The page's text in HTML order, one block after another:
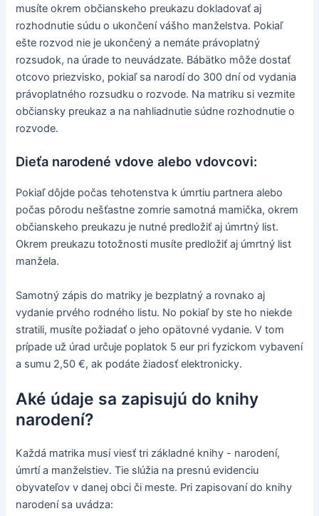
musíte okrem občianskeho preukazu dokladovať aj
rozhodnutie súdu o ukončení vášho manželstva. Pokiaľ
ešte rozvod nie je ukončený a nemáte právoplatný
rozsudok, na úrade to neuvádzate. Bábätko môže dostať
otcovo priezvisko, pokiaľ sa narodí do 300 dní od vydania
právoplatného rozsudku o rozvode. Na matriku si vezmite
občiansky preukaz a na nahliadnutie súdne rozhodnutie o
rozvode.
Dieťa narodené vdove alebo vdovcovi:
Pokiaľ dôjde počas tehotenstva k úmrtiu partnera alebo
počas pôrodu nešťastne zomrie samotná mamička, okrem
občianskeho preukazu je nutné predložiť aj úmrtný list.
Okrem preukazu totožnosti musíte predložiť aj úmrtný list
manžela.
Samotný zápis do matriky je bezplatný a rovnako aj
vydanie prvého rodného listu. No pokiaľ by ste ho niekde
stratili, musíte požiadať o jeho opätovné vydanie. V tom
prípade už úrad určuje poplatok 5 eur pri fyzickom vybavení
a sumu 2,50 €, ak podáte žiadosť elektronicky.
Aké údaje sa zapisujú do knihy
narodení?
Každá matrika musí viesť tri základné knihy - narodení,
úmrtí a manželstiev. Tie slúžia na presnú evidenciu
obyvateľov v danej obci či meste. Pri zapisovaní do knihy
narodení sa uvádza: